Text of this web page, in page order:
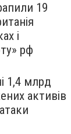
19
і
рф
1,4 млрд
активів